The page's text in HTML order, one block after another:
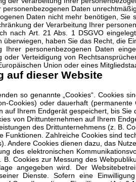
personenbezogenen Daten
Daten nicht mehr benötigen,
der Verarbeitung Ihrer
nach Art. 21 Abs. 1 DSGVO
überwiegen, haben Sie das Recht, die
Ihrer personenbezogenen Daten
oder Verteidigung von
Union oder eines
auf dieser Website
so genannte „Cookies“. Cookies
Cookies) oder dauerhaft
auf Ihrem Endgerät gespeichert, bis
von Drittunternehmen auf Ihrem
des Drittunternehmens (z. B.
Funktionen. Zahlreiche Cookies sind
Andere Cookies dienen dazu, das
des elektronischen
B. Cookies zur Messung des
angegeben wird. Der
Dienste. Sofern eine